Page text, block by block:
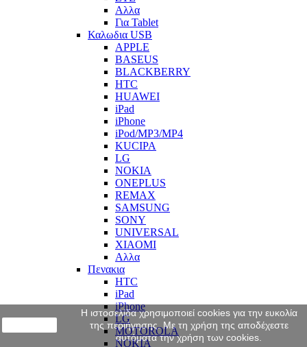
Αλλα
Για Tablet
Καλωδια USB
APPLE
BASEUS
BLACKBERRY
HTC
HUAWEI
iPad
iPhone
iPod/MP3/MP4
KUCIPA
LG
NOKIA
ONEPLUS
REMAX
SAMSUNG
SONY
UNIVERSAL
XIAOMI
Αλλα
Πενακια
HTC
iPad
iPhone
LG
MOTOROLA
NOKIA
Η ιστοσελίδα χρησιμοποιεί cookies για την ευκολία
της περιήγησης. Με τη χρήση της αποδέχεστε
αυτόματα την χρήση των cookies.